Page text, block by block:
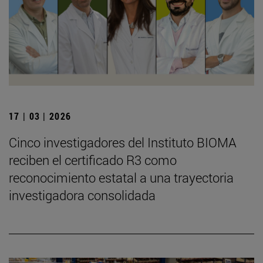
17 | 03 | 2026
Cinco investigadores del Instituto BIOMA
reciben el certificado R3 como
reconocimiento estatal a una trayectoria
investigadora consolidada